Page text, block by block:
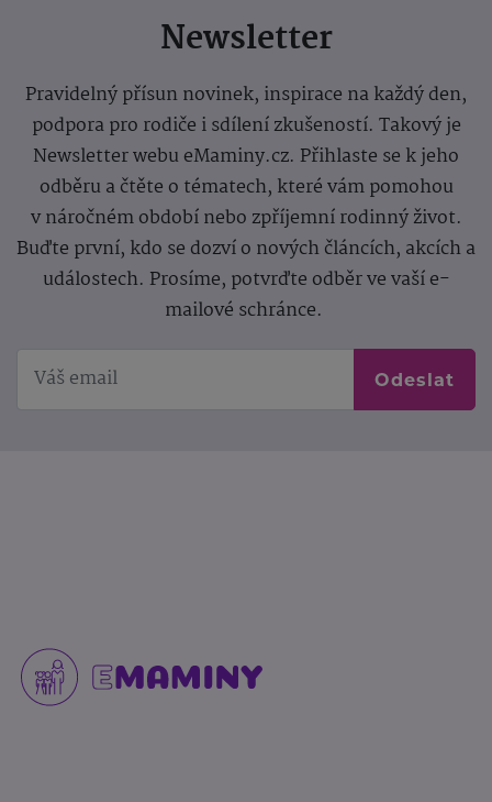
Newsletter
Pravidelný přísun novinek, inspirace na každý den,
podpora pro rodiče i sdílení zkušeností. Takový je
Newsletter webu eMaminy.cz. Přihlaste se k jeho
odběru a čtěte o tématech, které vám pomohou
v náročném období nebo zpříjemní rodinný život.
Buďte první, kdo se dozví o nových článcích, akcích a
událostech. Prosíme, potvrďte odběr ve vaší e-
mailové schránce.
Odeslat